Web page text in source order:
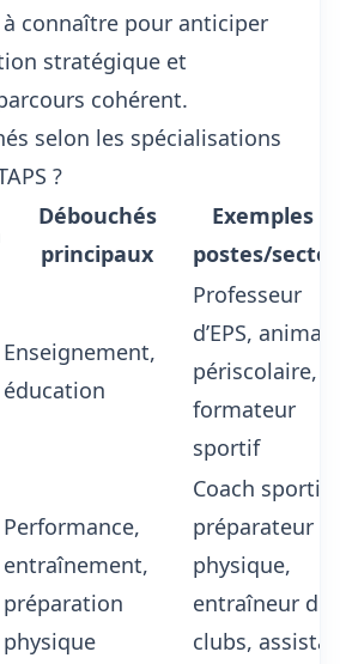
connaître pour anticiper
stratégique et
cohérent.
selon les spécialisations
?
Débouchés
principaux
Exemples
postes/
Enseignement,
éducation
Professeur
d’EPS,
périscolaire,
formateur
sportif
Performance,
entraînement,
préparation
physique
Coach sportif,
préparateur
physique,
entraîneur de
clubs,